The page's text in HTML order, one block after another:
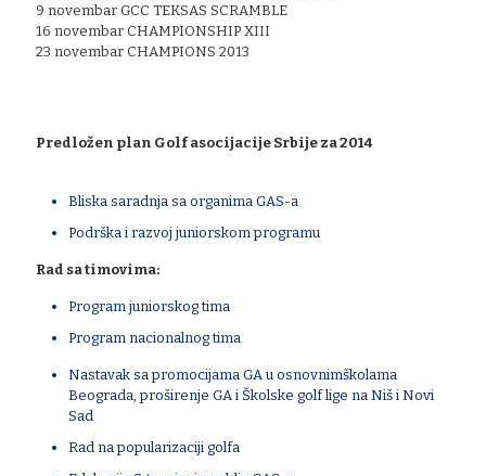
9 novembar GCC TEKSAS SCRAMBLE
16 novembar CHAMPIONSHIP XIII
23 novembar CHAMPIONS 2013
Predložen plan Golf asocijacije Srbije za 2014
Bliska saradnja sa organima GAS-a
Podrška i razvoj juniorskom programu
Rad sa timovima:
Program juniorskog tima
Program nacionalnog tima
Nastavak sa promocijama GA u osnovnimškolama
Beograda, proširenje GA i Školske golf lige na Niš i Novi
Sad
Rad na popularizaciji golfa